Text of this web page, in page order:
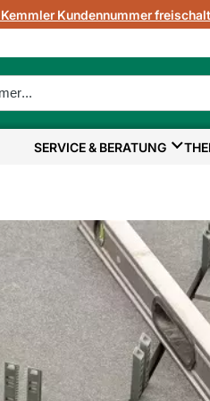
Kundennummer
SERVICE & BERATUNG